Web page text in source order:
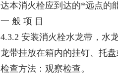
达本消火栓应到达的*远点的
一 般 项 目
4.3.2 安装消火栓水龙带，水
龙带挂放在箱内的挂钉、托盘
检查方法：观察检查。